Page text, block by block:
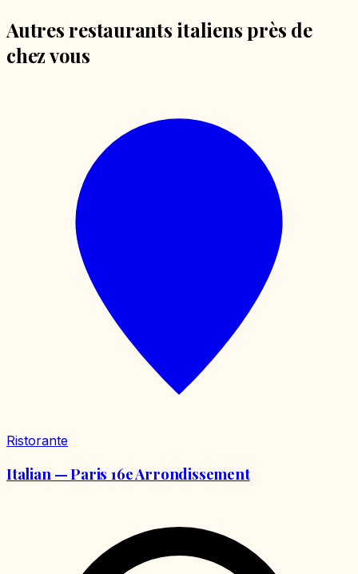
Autres restaurants italiens près de
chez vous
Ristorante
Italian — Paris 16e Arrondissement